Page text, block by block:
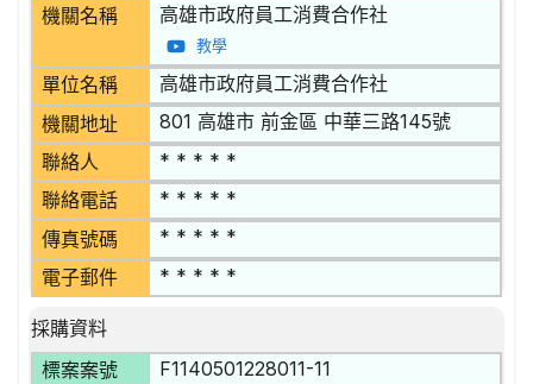
機關名稱 高雄市政府員工消費合作社
教學
單位名稱 高雄市政府員工消費合作社
機關地址 801 高雄市 前金區 中華三路145號
聯絡人 * * * * *
聯絡電話 * * * * *
傳真號碼 * * * * *
電子郵件 * * * * *
採購資料
標案案號
F1140501228011-11